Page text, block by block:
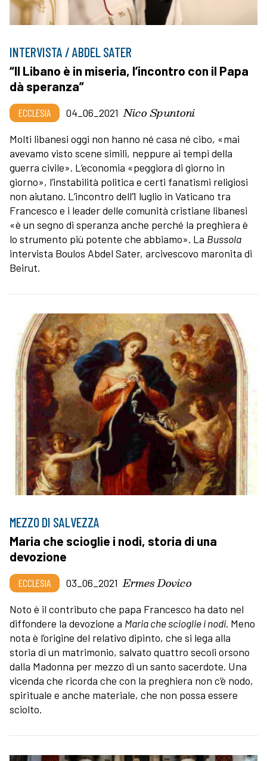
INTERVISTA / ABDEL SATER
“Il Libano è in miseria, l’incontro con il Papa
dà speranza”
ECCLESIA 04_06_2021 Nico Spuntoni
Molti libanesi oggi non hanno né casa né cibo, «mai
avevamo visto scene simili, neppure ai tempi della
guerra civile». L’economia «peggiora di giorno in
giorno», l’instabilità politica e certi fanatismi religiosi
non aiutano. L’incontro dell’1 luglio in Vaticano tra
Francesco e i leader delle comunità cristiane libanesi
«è un segno di speranza anche perché la preghiera è
lo strumento più potente che abbiamo». La Bussola
intervista Boulos Abdel Sater, arcivescovo maronita di
Beirut.
MEZZO DI SALVEZZA
Maria che scioglie i nodi, storia di una
devozione
ECCLESIA 03_06_2021 Ermes Dovico
Noto è il contributo che papa Francesco ha dato nel
diffondere la devozione a Maria che scioglie i nodi. Meno
nota è l’origine del relativo dipinto, che si lega alla
storia di un matrimonio, salvato quattro secoli orsono
dalla Madonna per mezzo di un santo sacerdote. Una
vicenda che ricorda che con la preghiera non c’è nodo,
spirituale e anche materiale, che non possa essere
sciolto.